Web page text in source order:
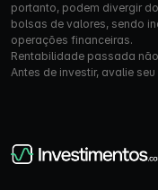
portanto, podem divergir
bolsas de valores, sendo
operações financeiras.
Rentabilidade passada
Antes de investir, avalie